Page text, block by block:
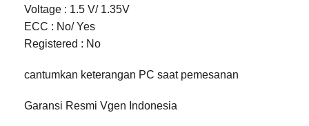
Voltage : 1.5 V/ 1.35V
ECC : No/ Yes
Registered : No
cantumkan keterangan PC saat pemesanan
Garansi Resmi Vgen Indonesia